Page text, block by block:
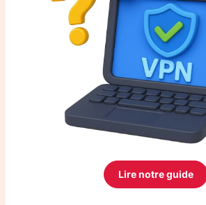
Lire notre guide